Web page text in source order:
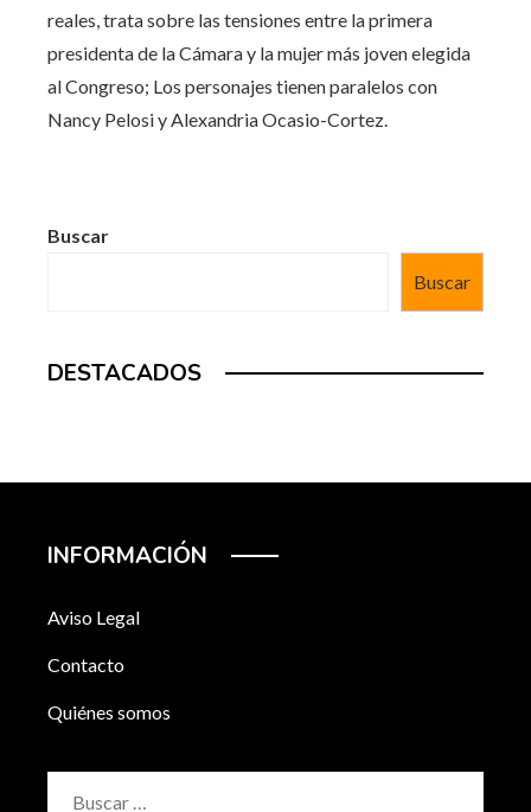
reales, trata sobre las tensiones entre la primera
presidenta de la Cámara y la mujer más joven elegida
al Congreso; Los personajes tienen paralelos con
Nancy Pelosi y Alexandria Ocasio-Cortez.
Buscar
Buscar
DESTACADOS
INFORMACIÓN
Aviso Legal
Contacto
Quiénes somos